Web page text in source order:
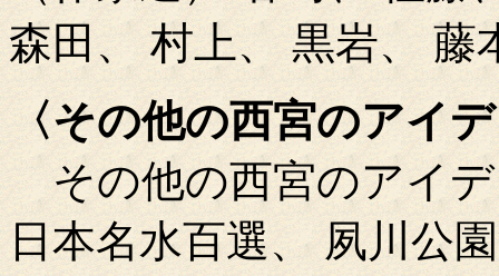
森田、 村上、 黒岩、 藤
〈その他の西宮のアイ
その他の西宮のアイデ
日本名水百選、 夙川公